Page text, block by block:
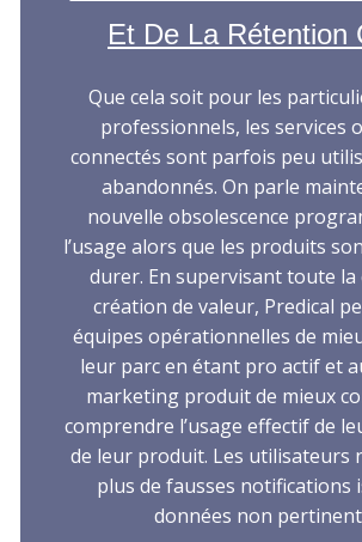
Et De La Rétention
Que cela soit pour les
professionnels, les services
connectés sont parfois peu
abandonnés. On parle
nouvelle obsolescence
l’usage alors que les produits
durer. En supervisant toute la
création de valeur, Predical
équipes opérationnelles de
leur parc en étant pro actif et
marketing produit de mieux
comprendre l’usage effectif de
de leur produit. Les utilisateurs
plus de fausses notifications
données non